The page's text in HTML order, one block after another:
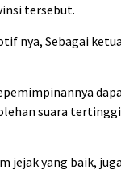
tersebut.
nya, Sebagai
suara
jejak yang baik,